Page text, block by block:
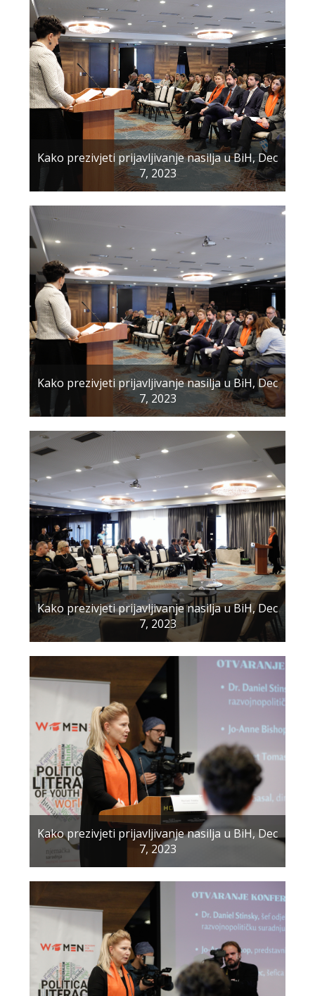
Kako prezivjeti prijavljivanje nasilja u BiH, Dec
7, 2023
Kako prezivjeti prijavljivanje nasilja u BiH, Dec
7, 2023
Kako prezivjeti prijavljivanje nasilja u BiH, Dec
7, 2023
Kako prezivjeti prijavljivanje nasilja u BiH, Dec
7, 2023